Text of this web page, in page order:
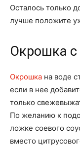
Осталось только
лучше положите
Окрошка с
Окрошка на воде
если в нее
только
По желанию к
ложке соевого
вместо